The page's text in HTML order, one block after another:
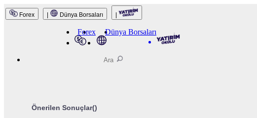
Forex Dünya Borsaları
Forex Dünya Borsaları
Önerilen Sonuçlar()